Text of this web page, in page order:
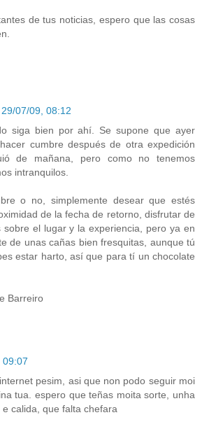
de tus noticias, espero que las cosas
29/07/09, 08:12
siga bien por ahí. Se supone que ayer
cumbre después de otra expedición
de mañana, pero como no tenemos
intranquilos.
o no, simplemente desear que estés
de la fecha de retorno, disfrutar de
sobre el lugar y la experiencia, pero ya en
de unas cañas bien fresquitas, aunque tú
estar harto, así que para tí un chocolate
Barreiro
09:07
pesim, asi que non podo seguir moi
tua. espero que teñas moita sorte, unha
calida, que falta chefara